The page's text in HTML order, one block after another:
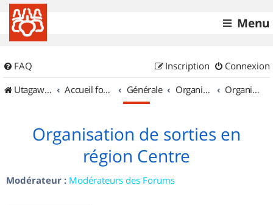
Menu
FAQ Connexion
Inscription
UtagawaVTT (Randos VTT et VTTAE avec traces GPS)
Accueil forum Générale Organisation de sorties & Recherche de partenaires Organisation de sorties en région Centre
Organisation de sorties en
région Centre
Modérateur : Modérateurs des Forums